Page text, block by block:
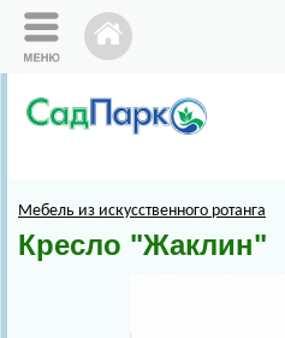
Мебель из искусственного ротанга
Кресло "Жаклин"